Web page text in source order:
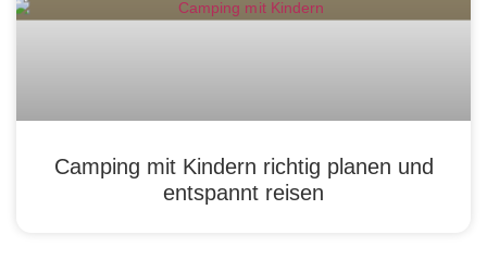
Camping mit Kindern richtig planen und
entspannt reisen